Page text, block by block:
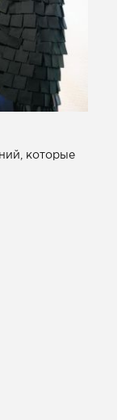
которые